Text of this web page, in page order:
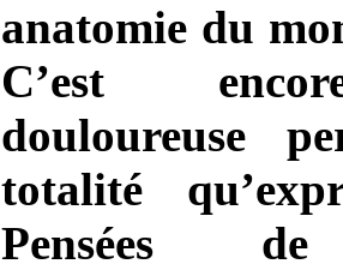
anatomie du
C’est
douloureuse
totalité
Pensées